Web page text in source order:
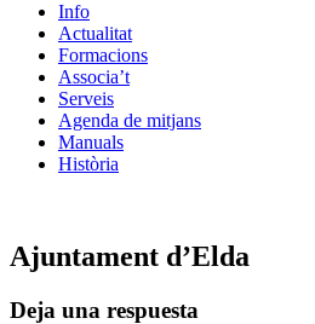
Info
Actualitat
Formacions
Associa’t
Serveis
Agenda de mitjans
Manuals
Història
Ajuntament d’Elda
Deja una respuesta